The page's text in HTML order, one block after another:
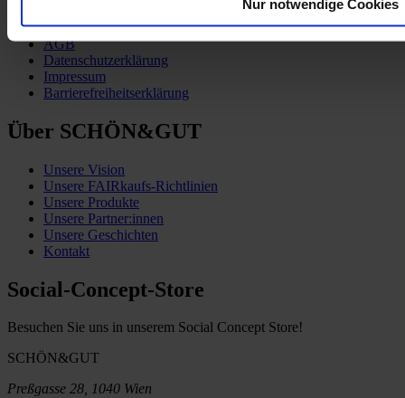
Nur notwendige Cookies
Vertrag widerrufen
AGB
Datenschutzerklärung
Impressum
Barrierefreiheitserklärung
Über SCHÖN&GUT
Unsere Vision
Unsere FAIRkaufs-Richtlinien
Unsere Produkte
Unsere Partner:innen
Unsere Geschichten
Kontakt
Social-Concept-Store
Besuchen Sie uns in unserem Social Concept Store!
SCHÖN&GUT
Preßgasse 28, 1040 Wien